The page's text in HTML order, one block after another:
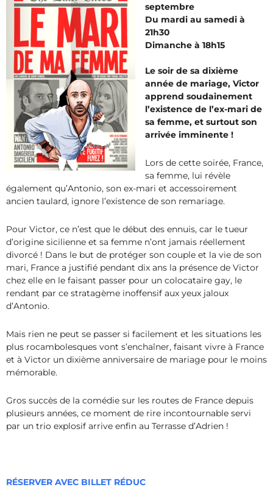
septembre
Du mardi au samedi à
21h30
Dimanche à 18h15
Le soir de sa dixième
année de mariage, Victor
apprend soudainement
l’existence de l’ex-mari de
sa femme, et surtout son
arrivée imminente !
Lors de cette soirée, France,
sa femme, lui révèle
également qu’Antonio, son ex-mari et accessoirement
ancien taulard, ignore l’existence de son remariage.
Pour Victor, ce n’est que le début des ennuis, car le tueur
d’origine sicilienne et sa femme n’ont jamais réellement
divorcé ! Dans le but de protéger son couple et la vie de son
mari, France a justifié pendant dix ans la présence de Victor
chez elle en le faisant passer pour un colocataire gay, le
rendant par ce stratagème inoffensif aux yeux jaloux
d’Antonio.
Mais rien ne peut se passer si facilement et les situations les
plus rocambolesques vont s’enchaîner, faisant vivre à France
et à Victor un dixième anniversaire de mariage pour le moins
mémorable.
Gros succès de la comédie sur les routes de France depuis
plusieurs années, ce moment de rire incontournable servi
par un trio explosif arrive enfin au Terrasse d’Adrien !
RÉSERVER AVEC BILLET RÉDUC